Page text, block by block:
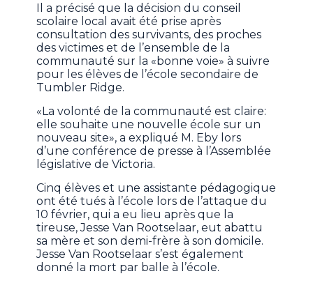
Il a précisé que la décision du conseil
scolaire local avait été prise après
consultation des survivants, des proches
des victimes et de l’ensemble de la
communauté sur la «bonne voie» à suivre
pour les élèves de l’école secondaire de
Tumbler Ridge.
«La volonté de la communauté est claire:
elle souhaite une nouvelle école sur un
nouveau site», a expliqué M. Eby lors
d’une conférence de presse à l’Assemblée
législative de Victoria.
Cinq élèves et une assistante pédagogique
ont été tués à l’école lors de l’attaque du
10 février, qui a eu lieu après que la
tireuse, Jesse Van Rootselaar, eut abattu
sa mère et son demi-frère à son domicile.
Jesse Van Rootselaar s’est également
donné la mort par balle à l’école.